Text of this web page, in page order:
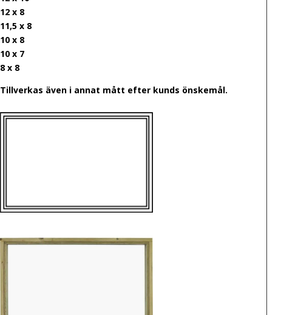
12 x 8
11,5 x 8
10 x 8
10 x 7
8 x 8
Tillverkas även i annat mått efter kunds önskemål.